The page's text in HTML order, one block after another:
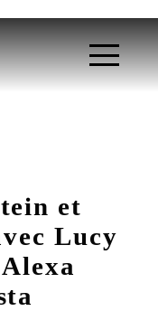
et
Lucy